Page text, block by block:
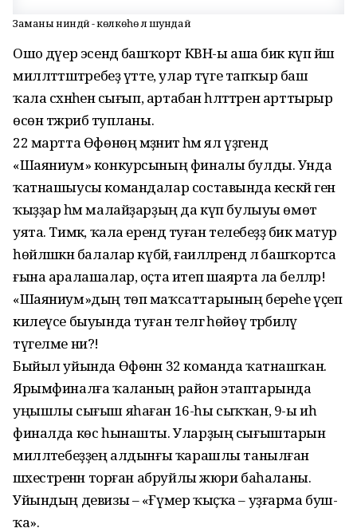
Заманы ниндәй - көлкөһө лә шундай
Ошо дәүер эсендә башҡорт КВН-ы аша бик күп йәш
милләттәштәребеҙ үтте, улар тәүге тапҡыр баш
ҡала сәхнәһенә сығып, артабан һәләттәрен арттырыр
өсөн тәжрибә тупланы.
22 мартта Өфөнөң мәҙәниәт һәм ял үҙәгендә
«Шаяниум» конкурсының финалы булды. Унда
ҡатнашыусы командалар составында кескәй генә
ҡыҙҙар һәм малайҙарҙың да күп булыуы өмөт
уята. Тимәк, ҡала ерендә туған телебеҙҙә бик матур
һөйләшкән балалар күбәйә, ғаиләләрендә лә башҡортса
ғына аралашалар, оҫта итеп шаярта ла беләләр!
«Шаяниум»дың төп маҡсаттарының береһе үҫеп
килеүсе быуында туған телгә һөйөү тәрбиәләү
түгелме ни?!
Быйыл уйында Өфөнән 32 ко­манда ҡатнашҡан.
Ярымфинал­ға ҡаланың район этапта­рын­да
уңышлы сығыш яһаған 16-һы сыҡҡан, 9-ы иһә
финал­да көс һынашты. Уларҙың сығыштарын
милләтебеҙҙең алдынғы ҡарашлы танылған
шәхестәренән торған абруйлы жюри ба­һаланы.
Уйындың девизы – «Ғүмер ҡыҫҡа – уҙғарма буш­
ҡа».